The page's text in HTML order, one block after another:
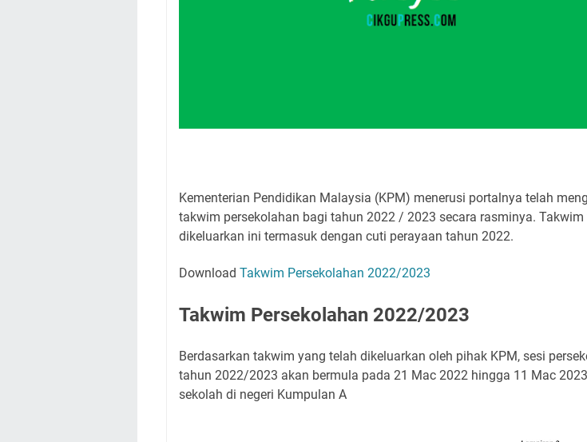
Kementerian Pendidikan Malaysia (KPM) menerusi portalnya telah
takwim persekolahan bagi tahun 2022 / 2023 secara rasminya. Takwim
dikeluarkan ini termasuk dengan cuti perayaan tahun 2022.
Download Takwim Persekolahan 2022/2023
Takwim Persekolahan 2022/2023
Berdasarkan takwim yang telah dikeluarkan oleh pihak KPM, sesi
tahun 2022/2023 akan bermula pada 21 Mac 2022 hingga 11 Mac
sekolah di negeri Kumpulan A